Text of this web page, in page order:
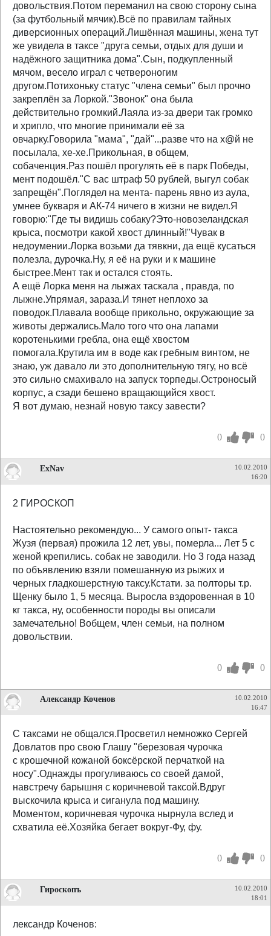
довольствия.Потом переманил на свою сторону сына
(за футбольный мячик).Всё по правилам тайных
диверсионных операций.Лишённая машины, жена тут
же увидела в таксе "друга семьи, отдых для души и
надёжного защитника дома".Сын, подкупленный
мячом, весело играл с четвероногим
другом.Потихоньку статус "члена семьи" был прочно
закреплён за Лоркой."Звонок" она была
действительно громкий.Лаяла из-за двери так громко
и хрипло, что многие принимали её за
овчарку.Говорила "мама", "дай"...разве что на х@й не
посылала, хе-хе.Прикольная, в общем,
собаченция.Раз пошёл прогулять её в парк Победы,
мент подошёл."С вас штраф 50 рублей, выгул собак
запрещён".Поглядел на мента- парень явно из аула,
умнее букваря и АК-74 ничего в жизни не видел.Я
говорю:"Где ты видишь собаку?Это-новозеландская
крыса, посмотри какой хвост длинный!"Чувак в
недоумении.Лорка возьми да тявкни, да ещё кусаться
полезла, дурочка.Ну, я её на руки и к машине
быстрее.Мент так и остался стоять.
А ещё Лорка меня на лыжах таскала , правда, по
лыжне.Упрямая, зараза.И тянет неплохо за
поводок.Плавала вообще прикольно, окружающие за
животы держались.Мало того что она лапами
коротенькими гребла, она ещё хвостом
помогала.Крутила им в воде как гребным винтом, не
знаю, уж давало ли это дополнительную тягу, но всё
это сильно смахивало на запуск торпеды.Остроносый
корпус, а сзади бешено вращающийся хвост.
Я вот думаю, незнай новую таксу завести?
0 0
ExNav
10.02.2010
16:20
2 ГИРОСКОП
Настоятельно рекомендую... У самого опыт- такса
Жузя (первая) прожила 12 лет, увы, померла... Лет 5 с
женой крепились. собак не заводили. Но 3 года назад
по объявлению взяли помешанную из рыжих и
черных гладкошерстную таксу.Кстати. за полторы т.р.
Щенку было 1, 5 месяца. Выросла вздоровенная в 10
кг такса, ну, особенности породы вы описали
замечательно! Вобщем, член семьи, на полном
довольствии.
0 0
Александр Коченов
10.02.2010
16:47
С таксами не общался.Просветил немножко Сергей
Довлатов про свою Глашу "березовая чурочка
с крошечной кожаной боксёрской перчаткой на
носу".Однажды прогуливаюсь со своей дамой,
навстречу барышня с коричневой таксой.Вдруг
выскочила крыса и сиганула под машину.
Моментом, коричневая чурочка нырнула вслед и
схватила её.Хозяйка бегает вокруг-Фу, фу.
0 0
Гироскопъ
10.02.2010
18:01
лександр Коченов: